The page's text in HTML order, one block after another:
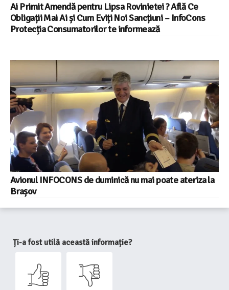
Ai Primit Amendă pentru Lipsa Rovinietei ? Află Ce
Obligații Mai Ai și Cum Eviți Noi Sancțiuni – InfoCons
Protecția Consumatorilor te informează
Avionul INFOCONS de duminică nu mai poate ateriza la
Brașov
Ți-a fost utilă această informație?